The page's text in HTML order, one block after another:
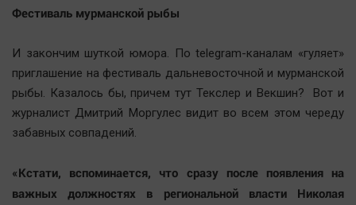
Фестиваль мурманской рыбы
И закончим шуткой юмора. По telegram-каналам «гуляет»
приглашение на фестиваль дальневосточной и мурманской
рыбы. Казалось бы, причем тут Текслер и Векшин? Вот и
журналист Дмитрий Моргулес видит во всем этом череду
забавных совпадений.
«Кстати, вспоминается, что сразу после появления на
важных должностях в региональной власти Николая